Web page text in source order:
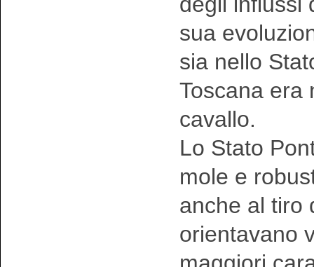
sua
sia nello
Toscana era
cavallo.
Lo Stato
mole e
anche al tiro
orientavano